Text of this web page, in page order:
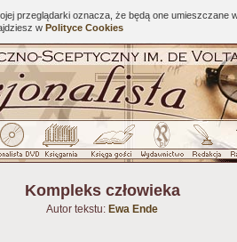
przeglądarki oznacza, że będą one umieszczane
w Polityce Cookies
Kompleks człowieka
Autor tekstu: Ewa Ende